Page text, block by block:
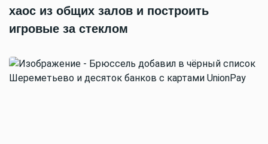
хаос из общих залов и построить
игровые за стеклом